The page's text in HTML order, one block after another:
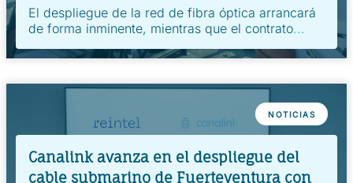
El despliegue de la red de fibra óptica arrancará
de forma inminente, mientras que el contrato...
NOTICIAS
Canalink avanza en el despliegue del
cable submarino de Fuerteventura con